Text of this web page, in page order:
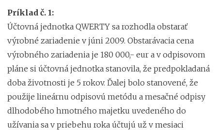
Príklad č. 1:
Účtovná jednotka QWERTY sa rozhodla obstarať
výrobné zariadenie v júni 2009. Obstarávacia cena
výrobného zariadenia je 180 000,- eur a v odpisovom
pláne si účtovná jednotka stanovila, že predpokladaná
doba životnosti je 5 rokov. Ďalej bolo stanovené, že
použije lineárnu odpisovú metódu a mesačné odpisy
dlhodobého hmotného majetku uvedeného do
užívania sa v priebehu roka účtujú už v mesiaci